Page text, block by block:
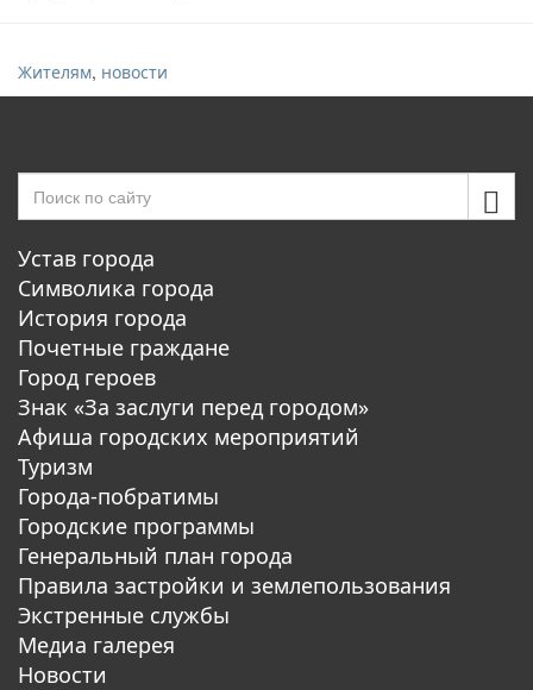
Жителям, новости
Устав города
Символика города
История города
Почетные граждане
Город героев
Знак «За заслуги перед городом»
Афиша городских мероприятий
Туризм
Города-побратимы
Городские программы
Генеральный план города
Правила застройки и землепользования
Экстренные службы
Медиа галерея
Новости